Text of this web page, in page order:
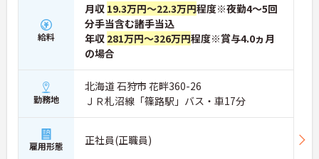
給料
月収 19.3万円～22.3万円程度※夜勤4～5回
分手当含む諸手当込
年収 281万円～326万円程度※賞与4.0ヵ月
の場合
勤務地
北海道 石狩市 花畔360-26
ＪＲ札沼線「篠路駅」バス・車17分
雇用形態 正社員(正職員)